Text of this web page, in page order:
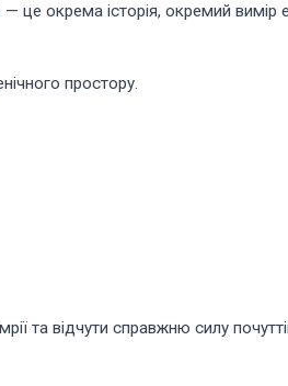
це окрема історія, окремий вимір
простору.
та відчути справжню силу